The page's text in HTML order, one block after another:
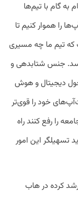
به گام با تیم‌ها
را هموار کنیم تا
که تیم ما چه مسیری
جنس شتابدهی و
دیجیتال و هوش
خود را قوی‌تر
را رفع کنند راه
تسهیلگر این امور
کرده در هاب